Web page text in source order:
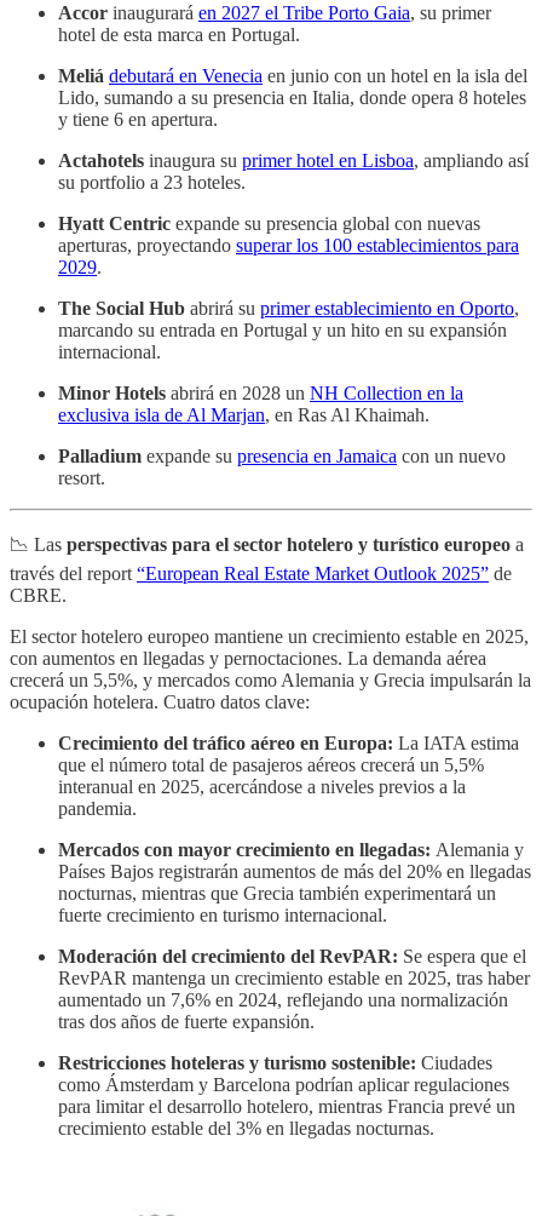
Accor inaugurará en 2027 el Tribe Porto Gaia, su primer
hotel de esta marca en Portugal.
Meliá debutará en Venecia en junio con un hotel en la isla del
Lido, sumando a su presencia en Italia, donde opera 8 hoteles
y tiene 6 en apertura.
Actahotels inaugura su primer hotel en Lisboa, ampliando así
su portfolio a 23 hoteles.
Hyatt Centric expande su presencia global con nuevas
aperturas, proyectando superar los 100 establecimientos para
2029.
The Social Hub abrirá su primer establecimiento en Oporto,
marcando su entrada en Portugal y un hito en su expansión
internacional.
Minor Hotels abrirá en 2028 un NH Collection en la
exclusiva isla de Al Marjan, en Ras Al Khaimah.
Palladium expande su presencia en Jamaica con un nuevo
resort.
📉 Las perspectivas para el sector hotelero y turístico europeo a
través del report “European Real Estate Market Outlook 2025” de
CBRE.
El sector hotelero europeo mantiene un crecimiento estable en 2025,
con aumentos en llegadas y pernoctaciones. La demanda aérea
crecerá un 5,5%, y mercados como Alemania y Grecia impulsarán la
ocupación hotelera. Cuatro datos clave:
Crecimiento del tráfico aéreo en Europa: La IATA estima
que el número total de pasajeros aéreos crecerá un 5,5%
interanual en 2025, acercándose a niveles previos a la
pandemia.
Mercados con mayor crecimiento en llegadas: Alemania y
Países Bajos registrarán aumentos de más del 20% en llegadas
nocturnas, mientras que Grecia también experimentará un
fuerte crecimiento en turismo internacional.
Moderación del crecimiento del RevPAR: Se espera que el
RevPAR mantenga un crecimiento estable en 2025, tras haber
aumentado un 7,6% en 2024, reflejando una normalización
tras dos años de fuerte expansión.
Restricciones hoteleras y turismo sostenible: Ciudades
como Ámsterdam y Barcelona podrían aplicar regulaciones
para limitar el desarrollo hotelero, mientras Francia prevé un
crecimiento estable del 3% en llegadas nocturnas.